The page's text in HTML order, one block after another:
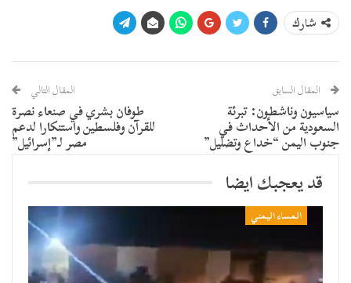
شارك
المقال السابق
سياسيون وناشطون: تبرئة
السعودية من الأحداث في
جنوب اليمن “خداع وتضليل”
المقال التالي
طوفان بشري في صنعاء نصرة
للقرآن وفلسطين واستنكارا لدعم
مصر لـ”إسرائيل”
قد يعجبك ايضا
المساء اليمني